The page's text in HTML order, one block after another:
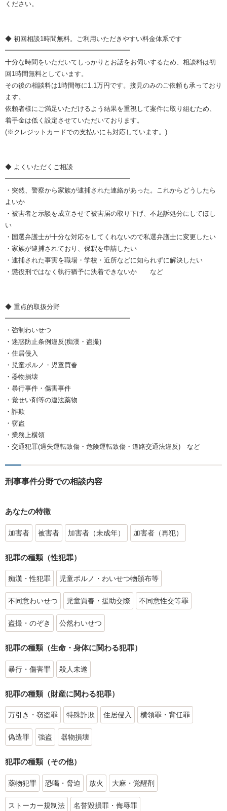
ください。
◆ 初回相談1時間無料。ご利用いただきやすい料金体系です
━━━━━━━━━━━━━━━━━━━
十分な時間をいただいてしっかりとお話をお伺いするため、相談料は初
回1時間無料としています。
その後の相談料は1時間毎に1.1万円です。接見のみのご依頼も承っており
ます。
依頼者様にご満足いただけるよう結果を重視して案件に取り組むため、
着手金は低く設定させていただいております。
(※クレジットカードでの支払いにも対応しています。)
◆ よくいただくご相談
━━━━━━━━━━━━━━━━━━━
・突然、警察から家族が逮捕された連絡があった。これからどうしたら
よいか
・被害者と示談を成立させて被害届の取り下げ、不起訴処分にしてほし
い
・国選弁護士が十分な対応をしてくれないので私選弁護士に変更したい
・家族が逮捕されており、保釈を申請したい
・逮捕された事実を職場・学校・近所などに知られずに解決したい
・懲役刑ではなく執行猶予に決着できないか など
◆ 重点的取扱分野
━━━━━━━━━━━━━━━━━━━
・強制わいせつ
・迷惑防止条例違反(痴漢・盗撮)
・住居侵入
・児童ポルノ・児童買春
・器物損壊
・暴行事件・傷害事件
・覚せい剤等の違法薬物
・詐欺
・窃盗
・業務上横領
・交通犯罪(過失運転致傷・危険運転致傷・道路交通法違反) など
刑事事件分野での相談内容
あなたの特徴
加害者 被害者 加害者（未成年） 加害者（再犯）
犯罪の種類（性犯罪）
痴漢・性犯罪 児童ポルノ・わいせつ物頒布等
不同意わいせつ 児童買春・援助交際 不同意性交等罪
盗撮・のぞき 公然わいせつ
犯罪の種類（生命・身体に関わる犯罪）
暴行・傷害罪 殺人未遂
犯罪の種類（財産に関わる犯罪）
万引き・窃盗罪 特殊詐欺 住居侵入 横領罪・背任罪
偽造罪 強盗 器物損壊
犯罪の種類（その他）
薬物犯罪 恐喝・脅迫 放火 大麻・覚醒剤
ストーカー規制法 名誉毀損罪・侮辱罪